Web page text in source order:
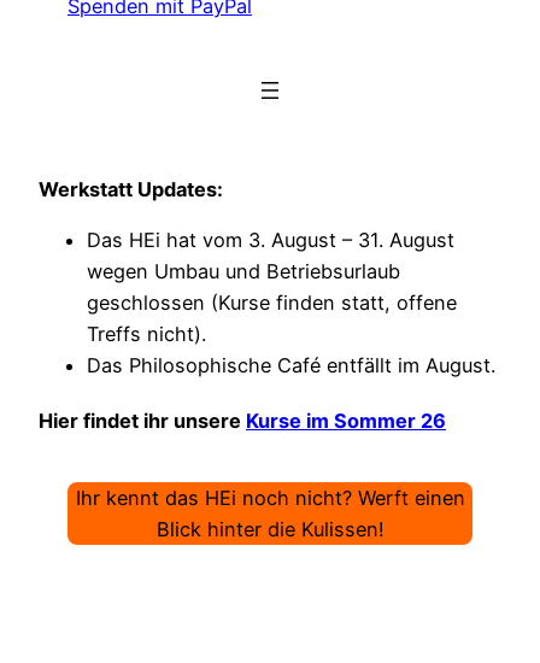
Spenden mit PayPal
Werkstatt Updates:
Das HEi hat vom 3. August – 31. August
wegen Umbau und Betriebsurlaub
geschlossen (Kurse finden statt, offene
Treffs nicht).
Das Philosophische Café entfällt im August.
Hier findet ihr unsere Kurse im Sommer 26
Ihr kennt das HEi noch nicht? Werft einen
Blick hinter die Kulissen!